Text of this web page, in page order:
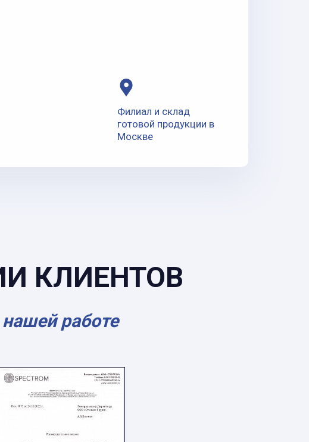
Филиал и склад
готовой продукции в
Москве
КЛИЕНТОВ
работе